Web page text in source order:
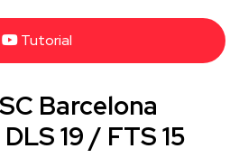
Tutorial
Barcelona
19 / FTS 15